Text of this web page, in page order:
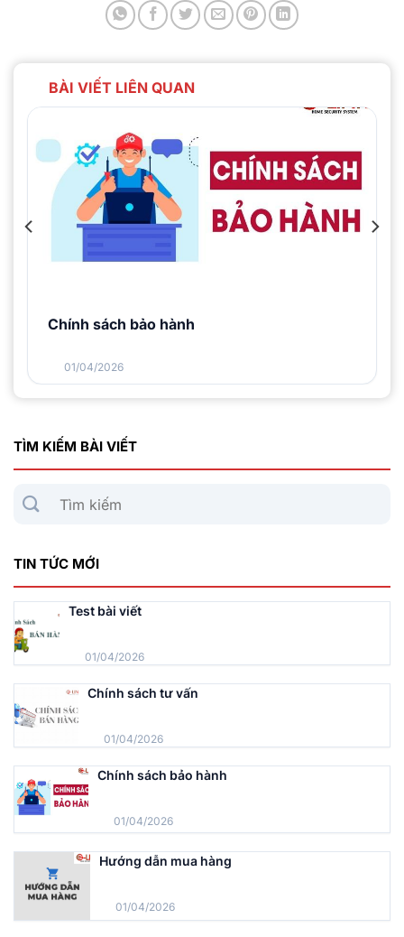
BÀI VIẾT LIÊN QUAN
Chính sách bảo hành
01/04/2026
TÌM KIẾM BÀI VIẾT
Tìm
TIN TỨC MỚI
Test bài viết
01/04/2026
Chính sách tư vấn
01/04/2026
Chính sách bảo hành
01/04/2026
Hướng dẫn mua hàng
01/04/2026